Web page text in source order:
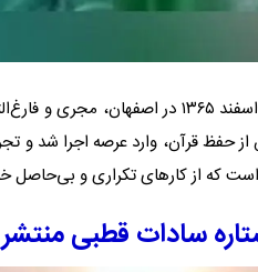
ستاره سادات قطبی، متولد ۳
حفظ قرآن، وارد عرصه اجرا شد و
است که از کارهای تکراری و
سادات قطبی